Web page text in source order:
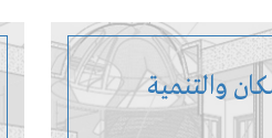
والتنمية